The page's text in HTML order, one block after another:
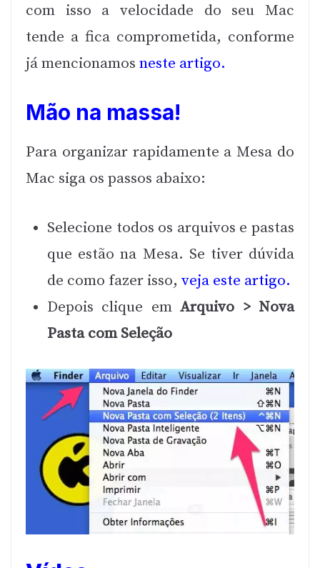
com isso a velocidade do seu Mac
tende a fica comprometida, conforme
já mencionamos neste artigo.
Mão na massa!
Para organizar rapidamente a Mesa do
Mac siga os passos abaixo:
Selecione todos os arquivos e pastas
que estão na Mesa. Se tiver dúvida
de como fazer isso, veja este artigo.
Depois clique emArquivo > Nova
Pasta com Seleção